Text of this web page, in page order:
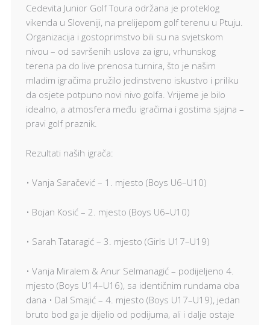
Cedevita Junior Golf Toura održana je proteklog
vikenda u Sloveniji, na prelijepom golf terenu u Ptuju.
Organizacija i gostoprimstvo bili su na svjetskom
nivou – od savršenih uslova za igru, vrhunskog
terena pa do live prenosa turnira, što je našim
mladim igračima pružilo jedinstveno iskustvo i priliku
da osjete potpuno novi nivo golfa. Vrijeme je bilo
idealno, a atmosfera među igračima i gostima sjajna –
pravi golf praznik.
Rezultati naših igrača:
• Vanja Saračević – 1. mjesto (Boys U6–U10)
• Bojan Kosić – 2. mjesto (Boys U6–U10)
• Sarah Tataragić – 3. mjesto (Girls U17–U19)
• Vanja Miralem & Anur Selmanagić – podijeljeno 4.
mjesto (Boys U14–U16), sa identičnim rundama oba
dana • Dal Smajić – 4. mjesto (Boys U17–U19), jedan
bruto bod ga je dijelio od podijuma, ali i dalje ostaje